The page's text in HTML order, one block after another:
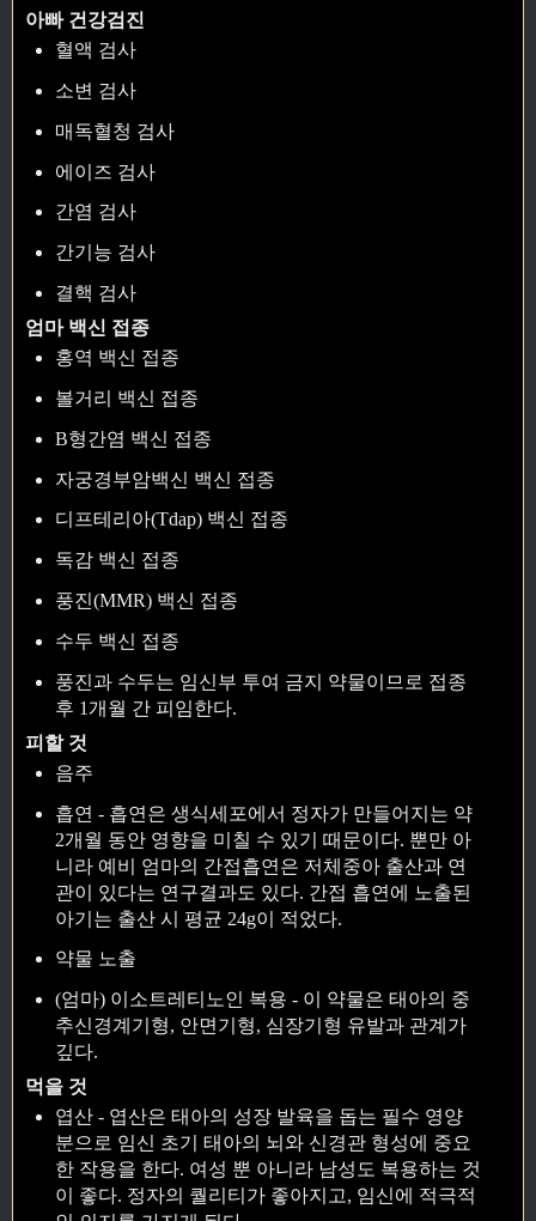
아빠 건강검진
혈액 검사
소변 검사
매독혈청 검사
에이즈 검사
간염 검사
간기능 검사
결핵 검사
엄마 백신 접종
홍역 백신 접종
볼거리 백신 접종
B형간염 백신 접종
자궁경부암백신 백신 접종
디프테리아(Tdap) 백신 접종
독감 백신 접종
풍진(MMR) 백신 접종
수두 백신 접종
풍진과 수두는 임신부 투여 금지 약물이므로 접종
후 1개월 간 피임한다.
피할 것
음주
흡연 - 흡연은 생식세포에서 정자가 만들어지는 약
2개월 동안 영향을 미칠 수 있기 때문이다. 뿐만 아
니라 예비 엄마의 간접흡연은 저체중아 출산과 연
관이 있다는 연구결과도 있다. 간접 흡연에 노출된
아기는 출산 시 평균 24g이 적었다.
약물 노출
(엄마) 이소트레티노인 복용 - 이 약물은 태아의 중
추신경계기형, 안면기형, 심장기형 유발과 관계가
깊다.
먹을 것
엽산 - 엽산은 태아의 성장 발육을 돕는 필수 영양
분으로 임신 초기 태아의 뇌와 신경관 형성에 중요
한 작용을 한다. 여성 뿐 아니라 남성도 복용하는 것
이 좋다. 정자의 퀄리티가 좋아지고, 임신에 적극적